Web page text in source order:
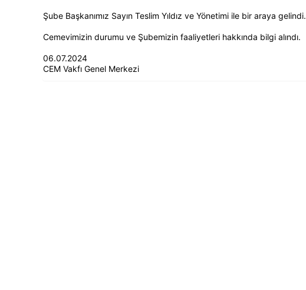
Şube Başkanımız Sayın Teslim Yıldız ve Yönetimi ile bir araya gelindi.
Cemevimizin durumu ve Şubemizin faaliyetleri hakkında bilgi alındı.
06.07.2024
CEM Vakfı Genel Merkezi